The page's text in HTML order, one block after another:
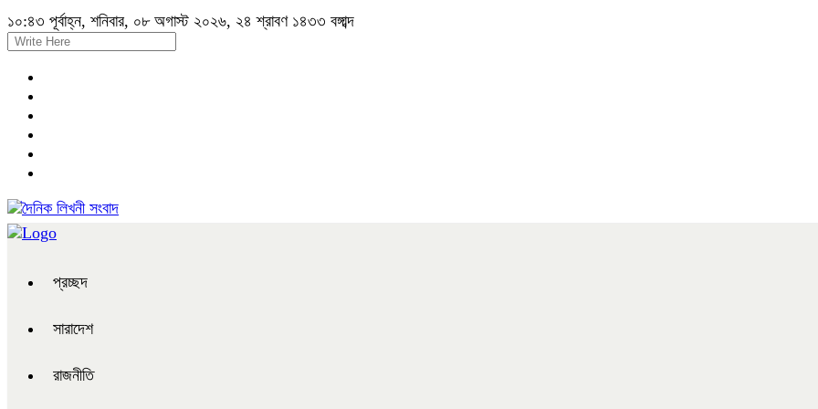
১০:৪৩ পূর্বাহ্ন, শনিবার, ০৮ অগাস্ট ২০২৬, ২৪ শ্রাবণ ১৪৩৩ বঙ্গাব্দ
প্রচ্ছদ
সারাদেশ
রাজনীতি